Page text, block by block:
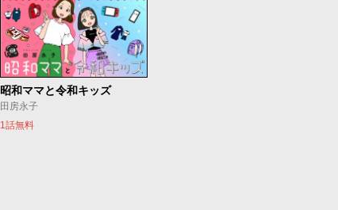
昭和ママと令和キッズ
田房永子
1話無料